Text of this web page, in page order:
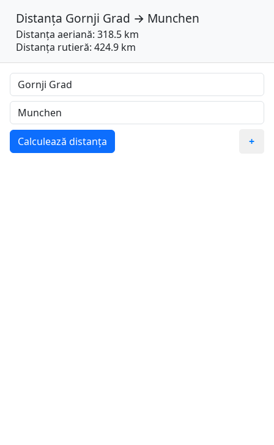
Distanța Gornji Grad → Munchen
Distanța aeriană: 318.5 km
Distanța rutieră: 424.9 km
Calculează distanța +